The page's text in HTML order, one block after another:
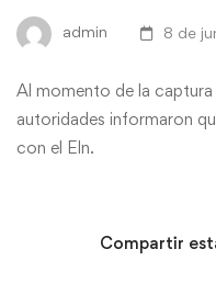
admin 8 de
Al momento de la
autoridades informaron
con el Eln.
Compartir